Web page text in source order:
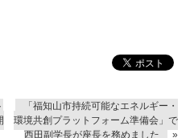
「福知山市持続可能なエネルギー・
環境共創プラットフォーム準備会」で
西田副学長が座長を務めました
»